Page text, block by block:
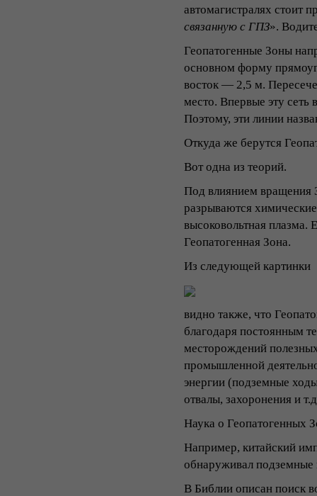
автомагистралях стоит
связанную с ГПЗ».
Геопатогенные Зоны
основном форму
восток ― 2,5 м.
место. Впервые эту
Поэтому, эти линии
Откуда же берутся
Вот одна из теорий.
Под влиянием вращения
разрываются
высоковольтная
Геопатогенная Зона.
Из следующей картинки
видно также, что
благодаря постоянным
месторождений
промышленной
энергии (подземные
отвалы, захоронения и
Наука о Геопатогенных
Например, китайский
обнаруживал
В Библии описан поиск